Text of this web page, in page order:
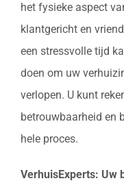
het fysieke aspect
klantgericht en
een stressvolle tijd
doen om uw
verlopen. U kunt
betrouwbaarheid en
hele proces.
VerhuisExperts: Uw